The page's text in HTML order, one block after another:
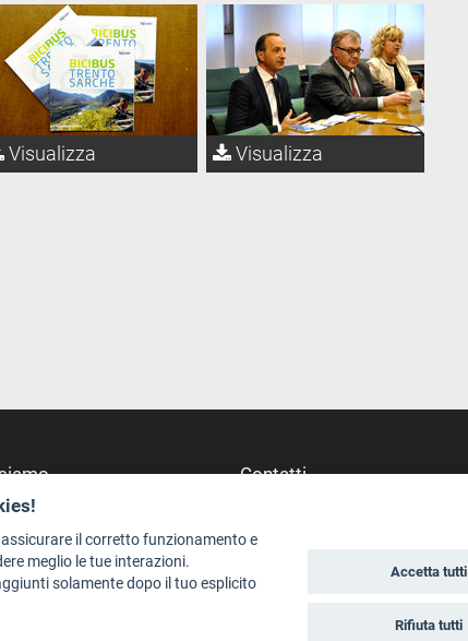
Visualizza Visualizza
- Centro Audiovisivi
Film Commission
Contatti
Struttura di riferimento
il corretto funzionamento e
meglio le tue interazioni.
solamente dopo il tuo esplicito
Accetta tutti
Rifiuta tutti